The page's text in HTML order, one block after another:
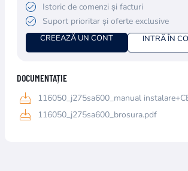
Istoric de comenzi și facturi
Suport prioritar și oferte exclusive
CREEAZĂ UN CONT INTRĂ ÎN
DOCUMENTAȚIE
116050_j275sa600_manual
116050_j275sa600_brosura.pdf